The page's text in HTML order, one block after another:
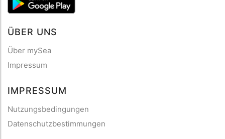
ÜBER UNS
Über mySea
Impressum
IMPRESSUM
Nutzungsbedingungen
Datenschutzbestimmungen